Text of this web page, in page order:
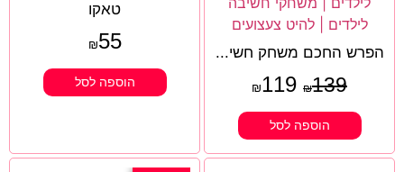
הפרש החכם משחק חשי...
₪139
₪119
הוספה לסל
טאקו
₪55
הוספה לסל